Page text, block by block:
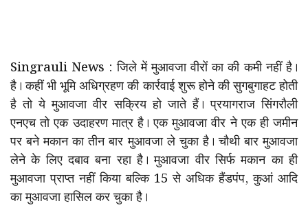
Singrauli News : जिले में मुआवजा वीरों का की कमी नहीं है।
है। कहीं भी भूमि अधिग्रहण की कार्रवाई शुरू होने की सुगबुगाहट होती
है तो ये मुआवजा वीर सक्रिय हो जाते हैं। प्रयागराज सिंगरौली
एनएच तो एक उदाहरण मात्र है। एक मुआवजा वीर ने एक ही जमीन
पर बने मकान का तीन बार मुआवजा ले चुका है। चौथी बार मुआवजा
लेने के लिए दबाव बना रहा है। मुआवजा वीर सिर्फ मकान का ही
मुआवजा प्राप्त नहीं किया बल्कि 15 से अधिक हैंडपंप, कुआं आदि
का मुआवजा हासिल कर चुका है।